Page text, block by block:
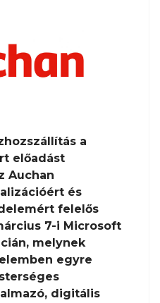
a
előadást
Auchan
és
felelős
7-i Microsoft
melynek
egyre
digitális